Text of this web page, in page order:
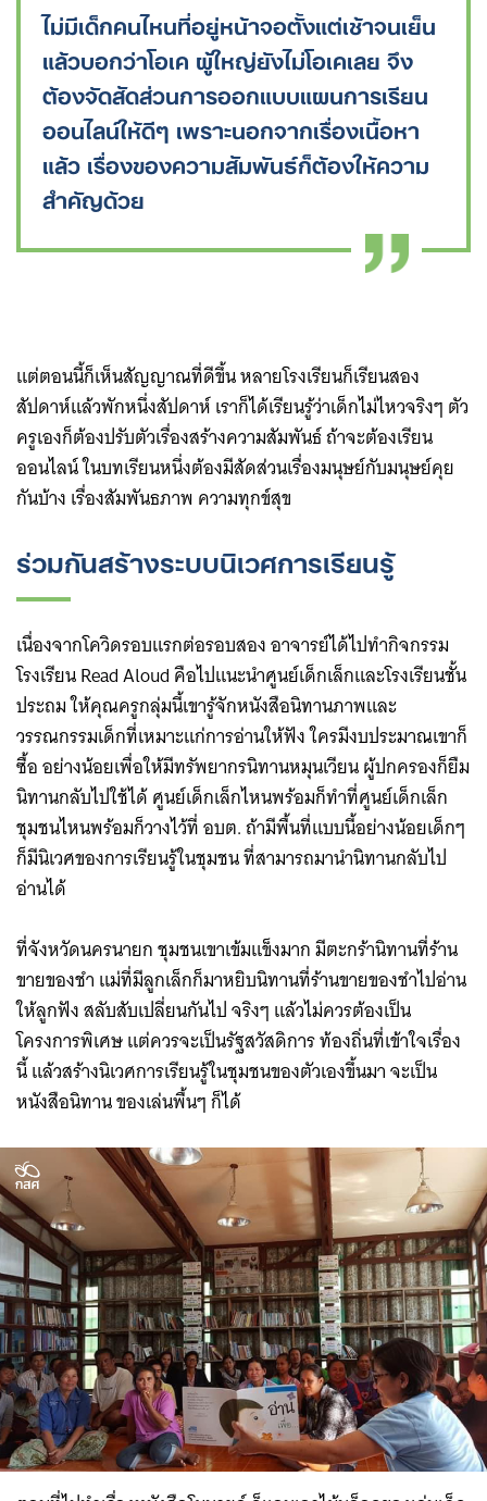
ไม่มีเด็กคนไหนที่อยู่หน้าจอตั้งแต่เช้าจนเย็น
แล้วบอกว่าโอเค ผู้ใหญ่ยังไม่โอเคเลย จึง
ต้องจัดสัดส่วนการออกแบบแผนการเรียน
ออนไลน์ให้ดีๆ เพราะนอกจากเรื่องเนื้อหา
แล้ว เรื่องของความสัมพันธ์ก็ต้องให้ความ
สำคัญด้วย
แต่ตอนนี้ก็เห็นสัญญาณที่ดีขึ้น หลายโรงเรียนก็เรียนสอง
สัปดาห์แล้วพักหนึ่งสัปดาห์ เราก็ได้เรียนรู้ว่าเด็กไม่ไหวจริงๆ ตัว
ครูเองก็ต้องปรับตัวเรื่องสร้างความสัมพันธ์ ถ้าจะต้องเรียน
ออนไลน์ ในบทเรียนหนึ่งต้องมีสัดส่วนเรื่องมนุษย์กับมนุษย์คุย
กันบ้าง เรื่องสัมพันธภาพ ความทุกข์สุข
ร่วมกันสร้างระบบนิเวศการเรียนรู้
เนื่องจากโควิดรอบแรกต่อรอบสอง อาจารย์ได้ไปทำกิจกรรม
โรงเรียน Read Aloud คือไปแนะนำศูนย์เด็กเล็กและโรงเรียนชั้น
ประถม ให้คุณครูกลุ่มนี้เขารู้จักหนังสือนิทานภาพและ
วรรณกรรมเด็กที่เหมาะแก่การอ่านให้ฟัง ใครมีงบประมาณเขาก็
ซื้อ อย่างน้อยเพื่อให้มีทรัพยากรนิทานหมุนเวียน ผู้ปกครองก็ยืม
นิทานกลับไปใช้ได้ ศูนย์เด็กเล็กไหนพร้อมก็ทำที่ศูนย์เด็กเล็ก
ชุมชนไหนพร้อมก็วางไว้ที่ อบต. ถ้ามีพื้นที่แบบนี้อย่างน้อยเด็กๆ
ก็มีนิเวศของการเรียนรู้ในชุมชน ที่สามารถมานำนิทานกลับไป
อ่านได้
ที่จังหวัดนครนายก ชุมชนเขาเข้มแข็งมาก มีตะกร้านิทานที่ร้าน
ขายของชำ แม่ที่มีลูกเล็กก็มาหยิบนิทานที่ร้านขายของชำไปอ่าน
ให้ลูกฟัง สลับสับเปลี่ยนกันไป จริงๆ แล้วไม่ควรต้องเป็น
โครงการพิเศษ แต่ควรจะเป็นรัฐสวัสดิการ ท้องถิ่นที่เข้าใจเรื่อง
นี้ แล้วสร้างนิเวศการเรียนรู้ในชุมชนของตัวเองขึ้นมา จะเป็น
หนังสือนิทาน ของเล่นพื้นๆ ก็ได้